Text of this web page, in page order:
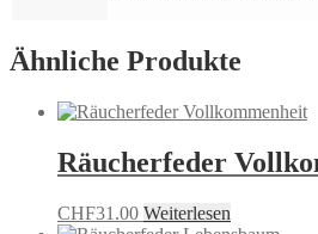
Ähnliche Produkte
Räucherfeder
CHF31.00 Weiterlesen